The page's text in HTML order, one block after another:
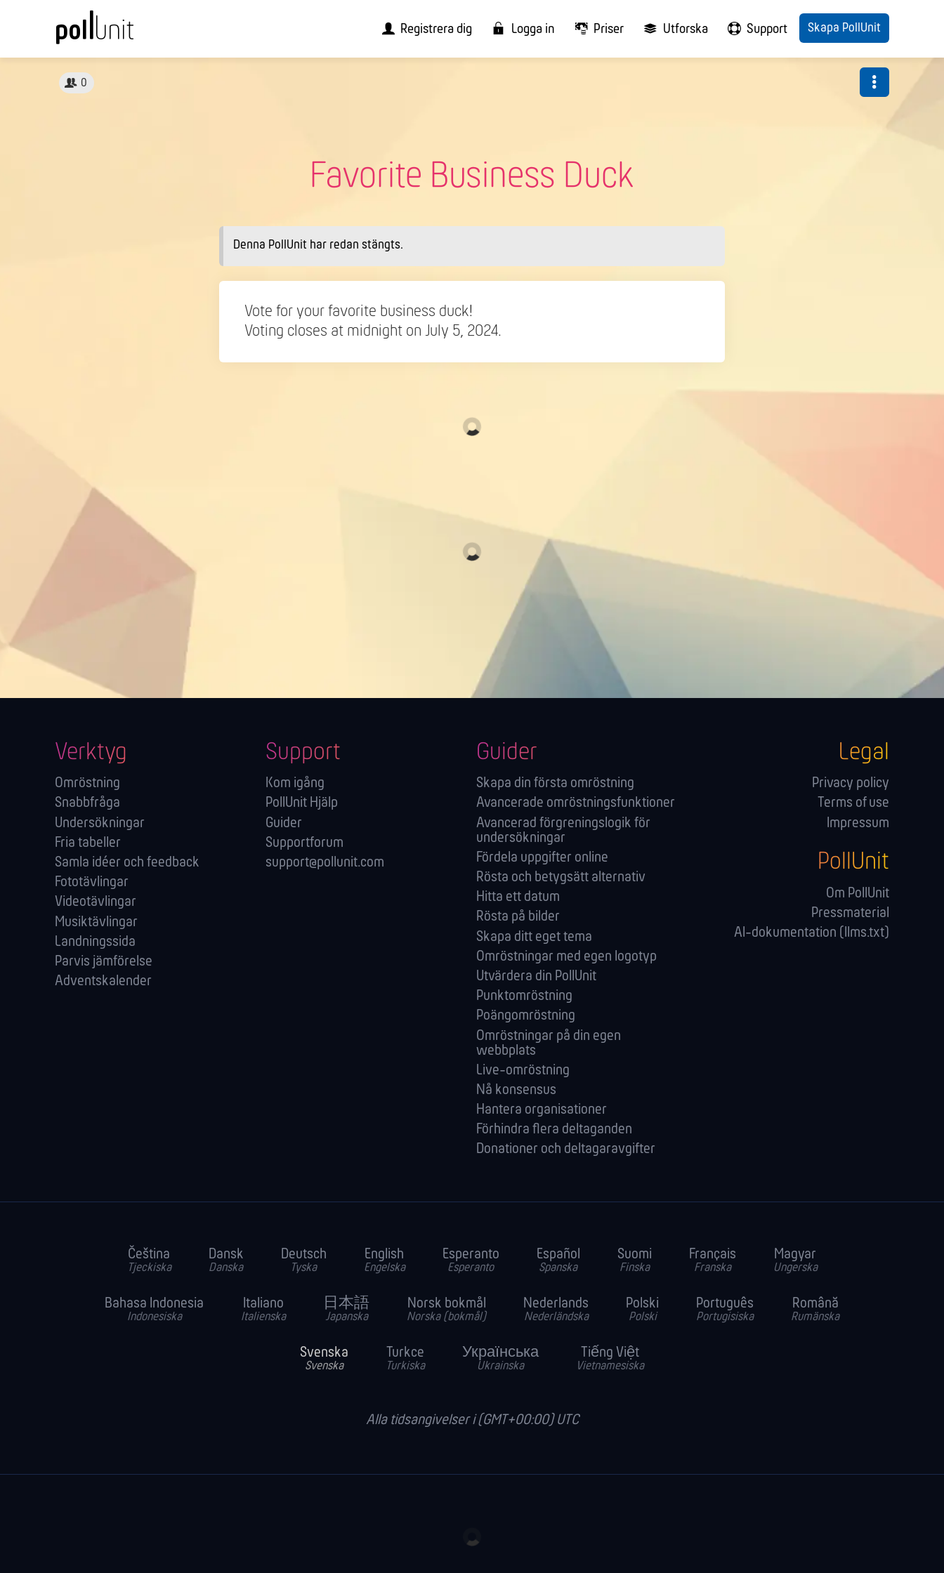
Registrera dig Logga in Priser Utforska Support Skapa PollUnit
0
Favorite Business Duck
Denna PollUnit har redan stängts.
Vote for your favorite business duck!
Voting closes at midnight on July 5, 2024.
Verktyg
Omröstning
Snabbfråga
Undersökningar
Fria tabeller
Samla idéer och feedback
Fototävlingar
Videotävlingar
Musiktävlingar
Landningssida
Parvis jämförelse
Adventskalender
Support
Kom igång
PollUnit Hjälp
Guider
Supportforum
support@pollunit.com
Guider
Skapa din första omröstning
Avancerade omröstningsfunktioner
Avancerad förgreningslogik för
undersökningar
Fördela uppgifter online
Rösta och betygsätt alternativ
Hitta ett datum
Rösta på bilder
Skapa ditt eget tema
Omröstningar med egen logotyp
Utvärdera din PollUnit
Punktomröstning
Poängomröstning
Omröstningar på din egen
webbplats
Live-omröstning
Nå konsensus
Hantera orga­nisationer
Förhindra flera deltaganden
Donationer och deltagaravgifter
Legal
Privacy policy
Terms of use
Impressum
PollUnit
Om PollUnit
Pressmaterial
AI-dokumentation (llms.txt)
Čeština
Tjeckiska
Dansk
Danska
Deutsch
Tyska
English
Engelska
Esperanto
Esperanto
Español
Spanska
Suomi
Finska
Français
Franska
Magyar
Ungerska
Bahasa Indonesia
Indonesiska
Italiano
Italienska
日本語
Japanska
Norsk bokmål
Norska (bokmål)
Nederlands
Nederländska
Polski
Polski
Português
Portugisiska
Română
Rumänska
Svenska
Svenska
Turkce
Turkiska
Українська
Ukrainska
Tiếng Việt
Vietnamesiska
Alla tidsangivelser i (GMT+00:00) UTC